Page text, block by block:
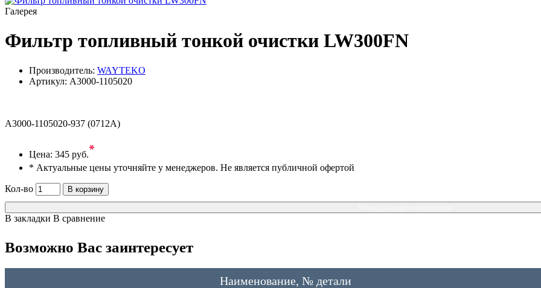
Галерея
Фильтр топливный тонкой очистки LW300FN
Производитель: WAYTEKO
Артикул: A3000-1105020
A3000-1105020-937 (0712A)
Цена: 345 руб.*
* Актуальные цены уточняйте у менеджеров. Не является публичной офертой
Кол-во
В корзину
В закладки В сравнение
Возможно Вас заинтересует
Наименование, № детали